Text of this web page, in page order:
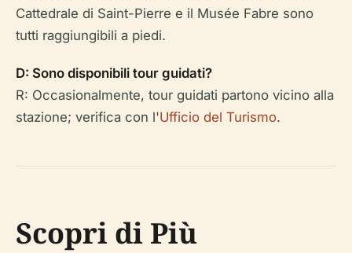
Cattedrale di Saint-Pierre e il Musée Fabre sono
tutti raggiungibili a piedi.
D: Sono disponibili tour guidati?
R: Occasionalmente, tour guidati partono vicino alla
stazione; verifica con l'Ufficio del Turismo.
Scopri di Più